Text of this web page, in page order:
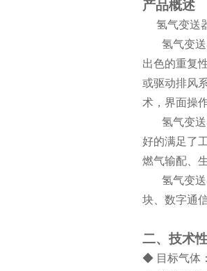
产品概述
氢气变送
氢气变
出色的重复
或驱动排风
术，界面操
氢气变送
好的满足了
燃气输配、
氢气变送
块、数字通
二、技术
◆ 目标气体